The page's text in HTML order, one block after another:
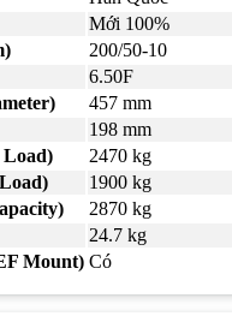
Mới 100%
200/50-10
6.50F
457 mm
198 mm
2470 kg
1900 kg
2870 kg
24.7 kg
Mount) Có